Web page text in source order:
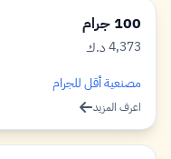
100 جرام
4,373دينار
د.ك
مصنعية أقل للجرام
اعرف المزيد